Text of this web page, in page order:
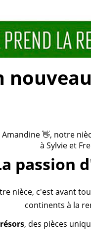
👋, notre
à Sylvie et
passion
nièce, c'est avant
continents à la
, des pièces